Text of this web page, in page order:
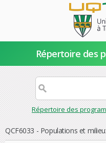
Répertoire des
Répertoire des
QCF6033 - Populations et